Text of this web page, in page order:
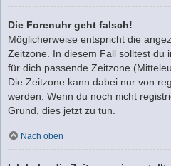
Die Forenuhr geht falsch!
Möglicherweise entspricht die
Zeitzone. In diesem Fall solltest du
für dich passende Zeitzone
Die Zeitzone kann dabei nur von
werden. Wenn du noch nicht
Grund, dies jetzt zu tun.
Nach oben